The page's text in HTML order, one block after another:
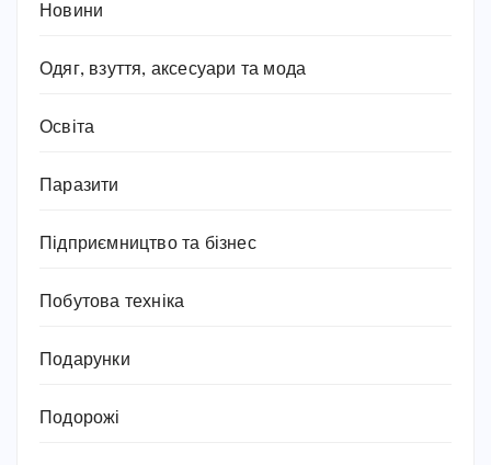
Новини
Одяг, взуття, аксесуари та мода
Освіта
Паразити
Підприємництво та бізнес
Побутова техніка
Подарунки
Подорожі